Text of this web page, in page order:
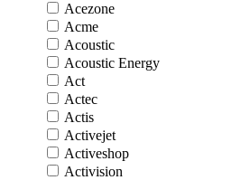
Acezone
Acme
Acoustic
Acoustic Energy
Act
Actec
Actis
Activejet
Activeshop
Activision